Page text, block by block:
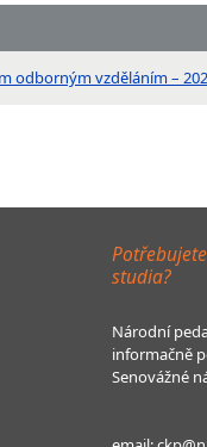
odborným vzděláním –
studia?
Národní
informačně
Senovážné